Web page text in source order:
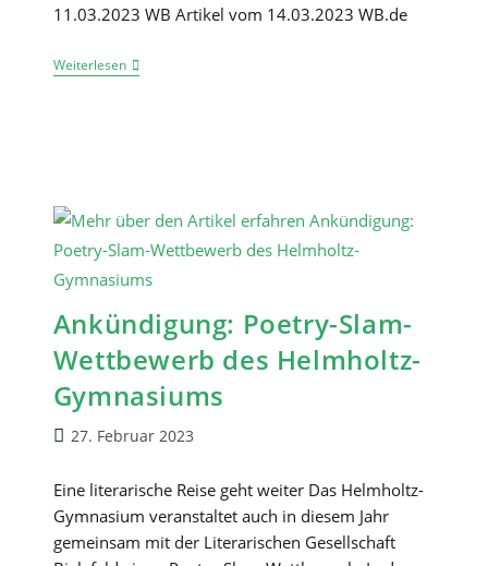
11.03.2023 WB Artikel vom 14.03.2023 WB.de
WeiterlesenMit
Schwarzem
Ankündigung: Poetry-Slam-
Wettbewerb des Helmholtz-
Gymnasiums
Beitrag
27. Februar 2023
Eine literarische Reise geht weiter Das Helmholtz-
Gymnasium veranstaltet auch in diesem Jahr
gemeinsam mit der Literarischen Gesellschaft